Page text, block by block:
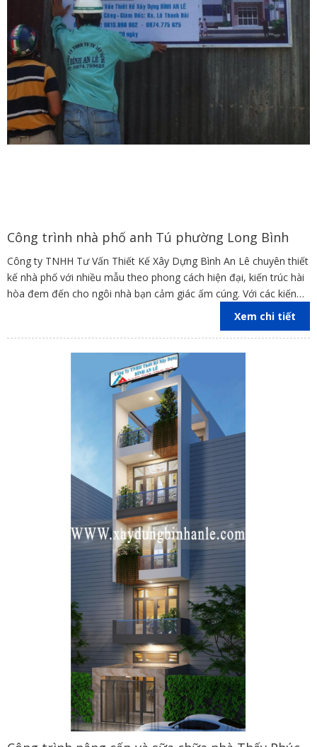
Công trình nhà phố anh Tú phường Long Bình
Công ty TNHH Tư Vấn Thiết Kế Xây Dựng Bình An Lê chuyên thiết
kế nhà phố với nhiều mẫu theo phong cách hiện đại, kiến trúc hài
hòa đem đến cho ngôi nhà bạn cảm giác ấm cúng. Với các kiến
trúc sư giàu kinh nghiệm đã thiết kế ra nhiều công trình biệt thự
Xem chi tiết